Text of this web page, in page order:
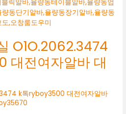
O1O.2062.3474
대전여자알바 대
k톡ryboy3500 대전여자알바